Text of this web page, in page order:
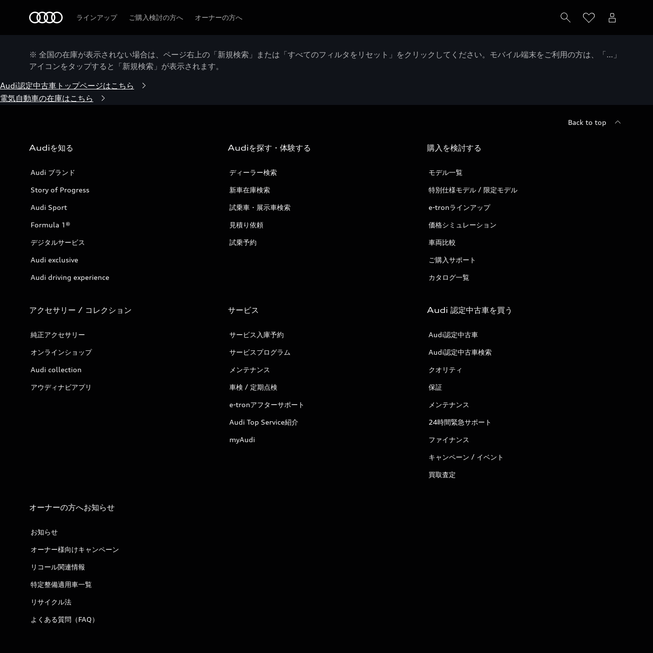
ラインアップ ご購入検討の方へ オーナーの方へ
※ 全国の在庫が表示されない場合は、ページ右上の「新規検索」または「すべてのフィルタをリセット」をクリックしてください。モバイル端末をご利用の方は、「…」
アイコンをタップすると「新規検索」が表示されます。
Audi認定中古車トップページはこちら
電気自動車の在庫はこちら
Back to top
Audiを知る
Audi ブランド
Story of Progress
Audi Sport
Formula 1®
デジタルサービス
Audi exclusive
Audi driving experience
Audiを探す・体験する
ディーラー検索
新車在庫検索
試乗車・展示車検索
見積り依頼
試乗予約
購入を検討する
モデル一覧
特別仕様モデル / 限定モデル
e-tronラインアップ
価格シミュレーション
車両比較
ご購入サポート
カタログ一覧
アクセサリー / コレクション
純正アクセサリー
オンラインショップ
Audi collection
アウディナビアプリ
サービス
サービス入庫予約
サービスプログラム
メンテナンス
車検 / 定期点検
e-tronアフターサポート
Audi Top Service紹介
myAudi
Audi 認定中古車を買う
Audi認定中古車
Audi認定中古車検索
クオリティ
保証
メンテナンス
24時間緊急サポート
ファイナンス
キャンペーン / イベント
買取査定
オーナーの方へお知らせ
お知らせ
オーナー様向けキャンペーン
リコール関連情報
特定整備適用車一覧
リサイクル法
よくある質問（FAQ）